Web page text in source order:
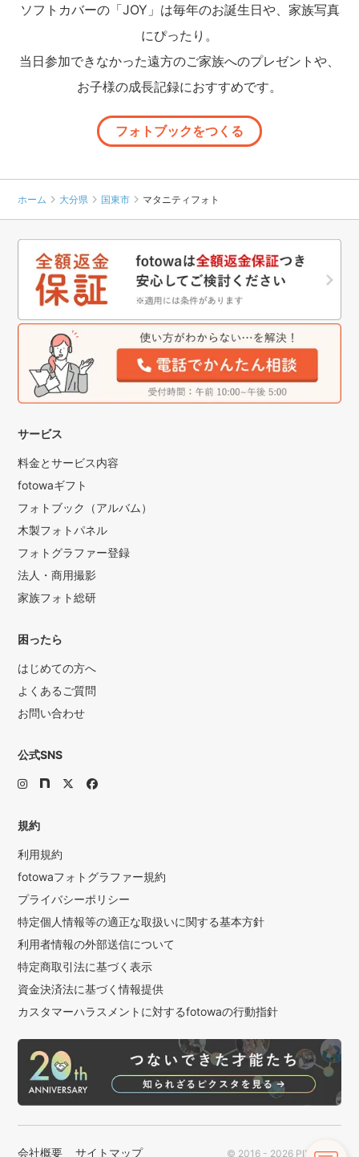
ソフトカバーの「JOY」は毎年のお誕生日や、家族写真
にぴったり。
当日参加できなかった遠方のご家族へのプレゼントや、
お子様の成長記録におすすめです。
フォトブックをつくる
ホーム 大分県 国東市 マタニティフォト
サービス
料金とサービス内容
fotowaギフト
フォトブック（アルバム）
木製フォトパネル
フォトグラファー登録
法人・商用撮影
家族フォト総研
困ったら
はじめての方へ
よくあるご質問
お問い合わせ
公式SNS
規約
利用規約
fotowaフォトグラファー規約
プライバシーポリシー
特定個人情報等の適正な取扱いに関する基本方針
利用者情報の外部送信について
特定商取引法に基づく表示
資金決済法に基づく情報提供
カスタマーハラスメントに対するfotowaの行動指針
会社概要 サイトマップ © 2016 - 2026 PIXTA Inc.